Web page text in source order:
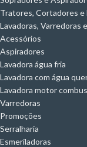
Tratores, Cortadores e
Lavadoras, Varredoras
Acessórios
Aspiradores
Lavadora água fria
Lavadora com água
Lavadora motor
Varredoras
Promoções
Serralharia
Esmeriladoras